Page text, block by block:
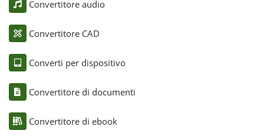
Convertitore audio
Convertitore CAD
Converti per dispositivo
Convertitore di documenti
Convertitore di ebook